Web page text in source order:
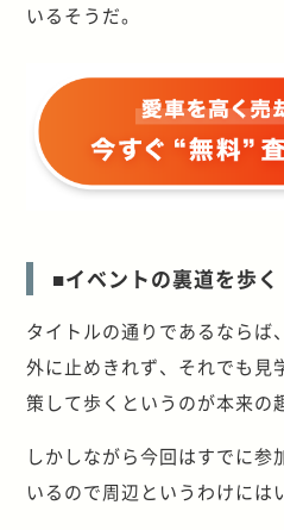
いるそうだ。
■イベントの裏道を歩く
タイトルの通りであるならば
外に止めきれず、それでも見
策して歩くというのが本来の
しかしながら今回はすでに参
いるので周辺というわけには